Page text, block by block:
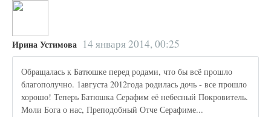
Ирина Устимова 14 января 2014, 00:25
Обращалась к Батюшке перед родами, что бы всё прошло
благополучно. 1августа 2012года родилась дочь - все прошло
хорошо! Теперь Батюшка Серафим её небесный Покровитель.
Моли Бога о нас, Преподобный Отче Серафиме...